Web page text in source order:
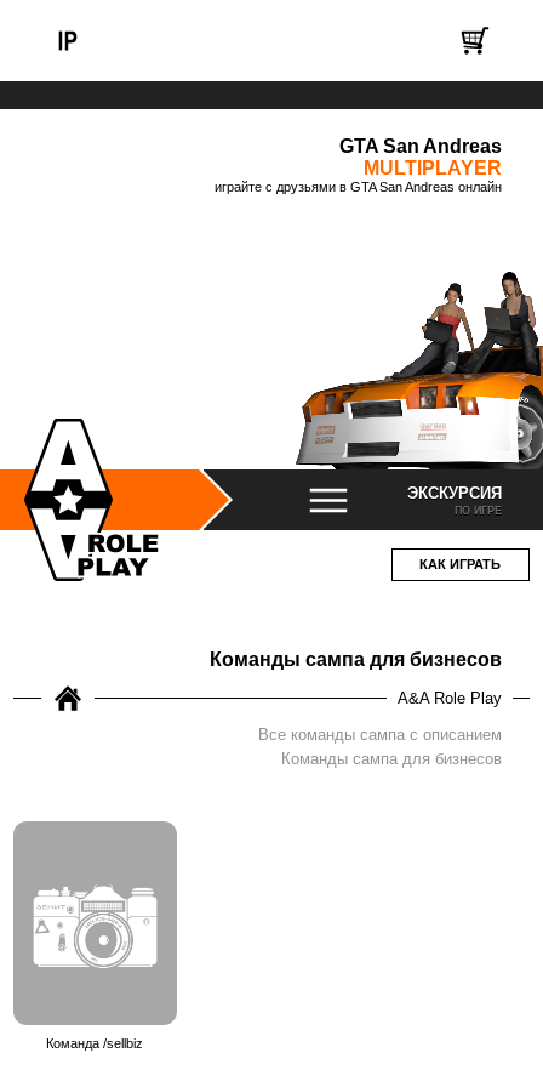
GTA San Andreas
MULTIPLAYER
играйте с друзьями в GTA San Andreas онлайн
ЭКСКУРСИЯ
ПО ИГРЕ
КАК ИГРАТЬ
Команды сампа для бизнесов
A&A Role Play
Все команды сампа с описанием
Команды сампа для бизнесов
Команда /sellbiz